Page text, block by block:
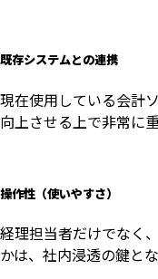
既存システムとの連携
現在使用している会計
向上させる上で非常に重
操作性（使いやすさ）
経理担当者だけでなく
かは、社内浸透の鍵とな